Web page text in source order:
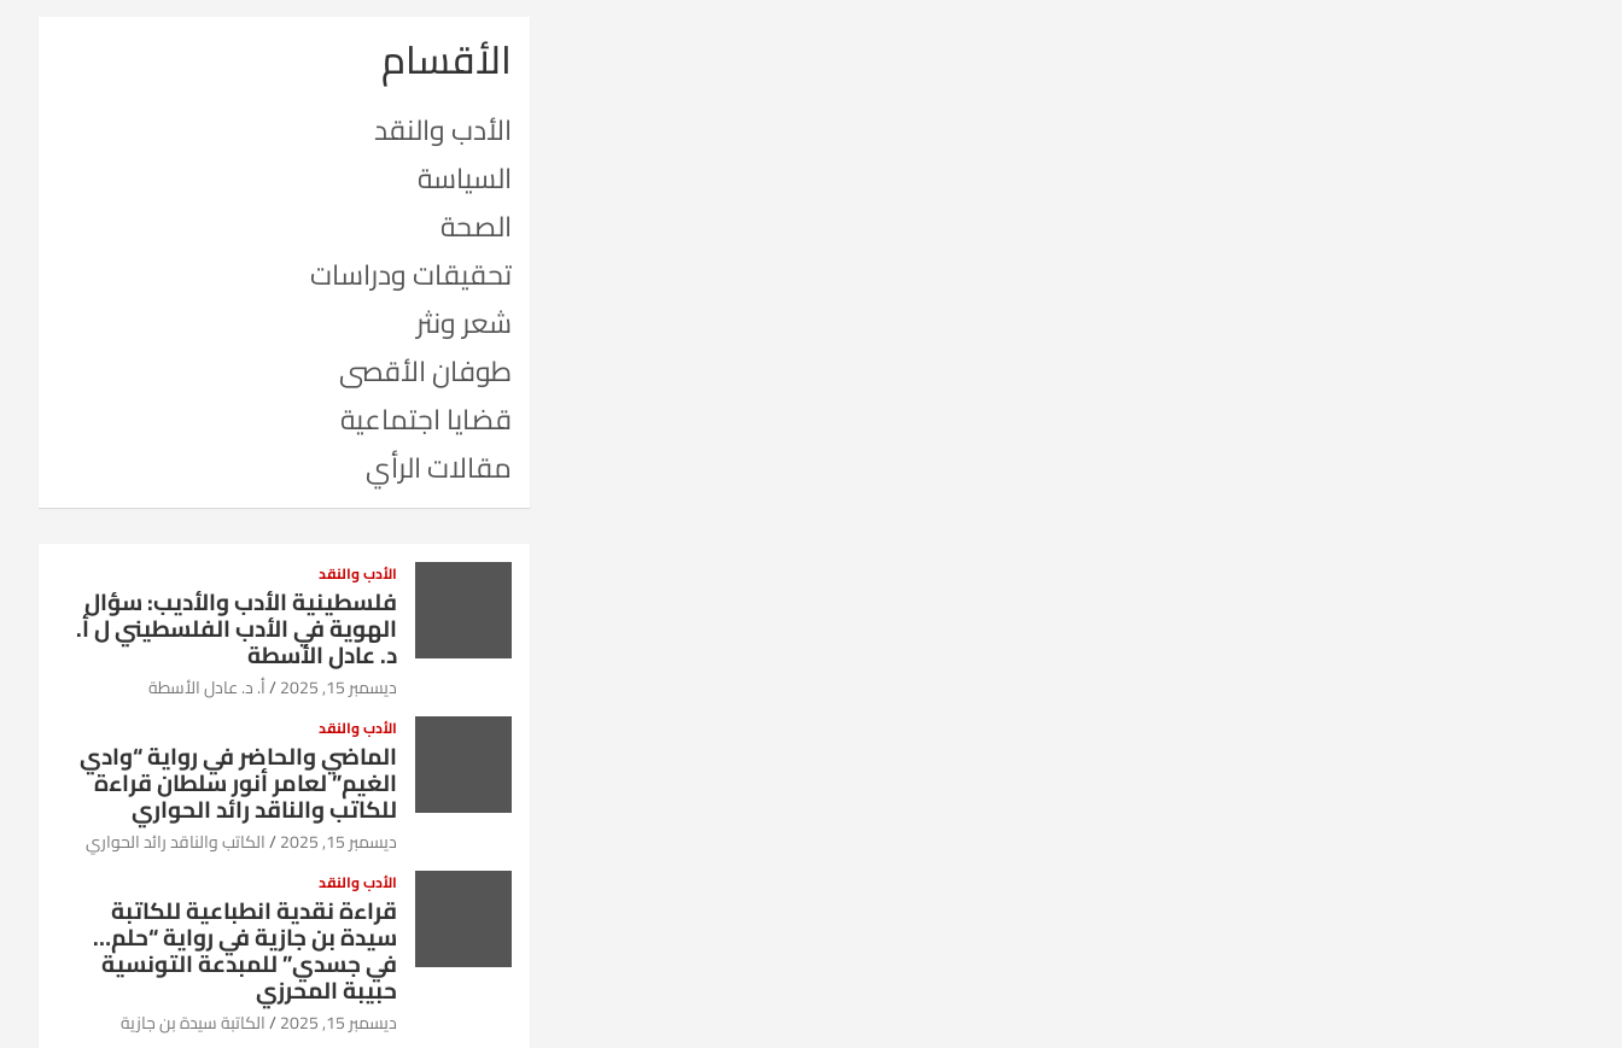
الأقسام
الأدب والنقد
السياسة
الصحة
تحقيقات ودراسات
شعر ونثر
طوفان الأقصى
قضايا اجتماعية
مقالات الرأي
الأدب والنقد
فلسطينية الأدب والأديب: سؤال
الهوية في الأدب الفلسطيني ل أ.
د. عادل الأسطة
ديسمبر 15, 2025 أ. د. عادل الأسطة
الأدب والنقد
الماضي والحاضر في رواية “وادي
الغيم” لعامر أنور سلطان قراءة
للكاتب والناقد رائد الحواري
ديسمبر 15, 2025 الكاتب والناقد رائد الحواري
الأدب والنقد
قراءة نقدية انطباعية للكاتبة
سيدة بن جازية في رواية “حلم…
في جسدي” للمبدعة التونسية
حبيبة المحرزي
ديسمبر 15, 2025 الكاتبة سيدة بن جازية